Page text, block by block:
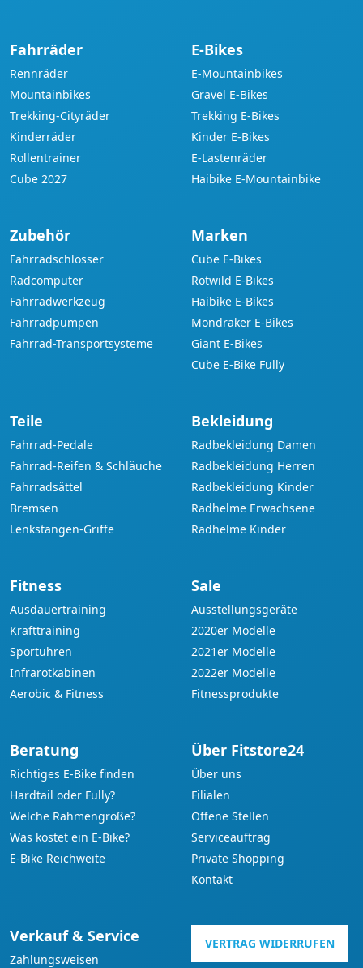
Fahrräder
Rennräder
Mountainbikes
Trekking-Cityräder
Kinderräder
Rollentrainer
Cube 2027
E-Bikes
E-Mountainbikes
Gravel E-Bikes
Trekking E-Bikes
Kinder E-Bikes
E-Lastenräder
Haibike E-Mountainbike
Zubehör
Fahrradschlösser
Radcomputer
Fahrradwerkzeug
Fahrradpumpen
Fahrrad-Transportsysteme
Marken
Cube E-Bikes
Rotwild E-Bikes
Haibike E-Bikes
Mondraker E-Bikes
Giant E-Bikes
Cube E-Bike Fully
Teile
Fahrrad-Pedale
Fahrrad-Reifen & Schläuche
Fahrradsättel
Bremsen
Lenkstangen-Griffe
Bekleidung
Radbekleidung Damen
Radbekleidung Herren
Radbekleidung Kinder
Radhelme Erwachsene
Radhelme Kinder
Fitness
Ausdauertraining
Krafttraining
Sportuhren
Infrarotkabinen
Aerobic & Fitness
Sale
Ausstellungsgeräte
2020er Modelle
2021er Modelle
2022er Modelle
Fitnessprodukte
Beratung
Richtiges E-Bike finden
Hardtail oder Fully?
Welche Rahmengröße?
Was kostet ein E-Bike?
E-Bike Reichweite
Über Fitstore24
Über uns
Filialen
Offene Stellen
Serviceauftrag
Private Shopping
Kontakt
Verkauf & Service
Zahlungsweisen
VERTRAG WIDERRUFEN